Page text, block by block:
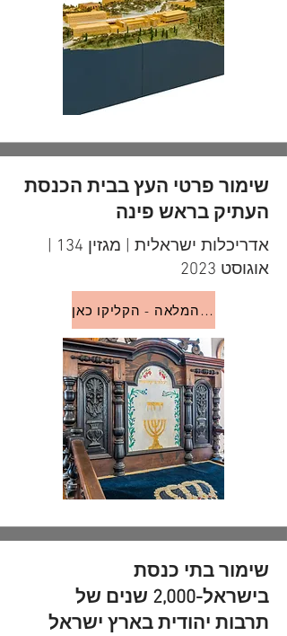
שימור פרטי העץ בבית הכנסת
העתיק בראש פינה
אדריכלות ישראלית | מגזין 134 |
אוגוסט 2023
לכתבה המלאה - הקליקו כאן
שימור בתי כנסת
בישראל-2,000 שנים של
תרבות יהודית בארץ ישראל